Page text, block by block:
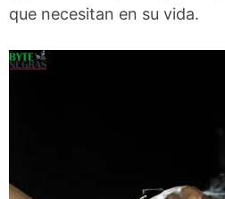
que necesitan en su vida.